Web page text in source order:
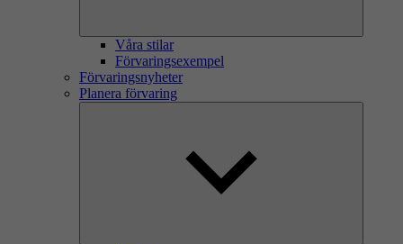
Våra stilar
Förvaringsexempel
Förvaringsnyheter
Planera förvaring